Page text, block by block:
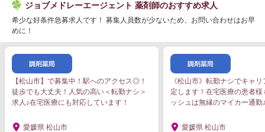
ジョブメドレーエージェント 薬剤師のおすすめ求人
希少な好条件急募求人です！ 募集人員数が少ないため、お問い合わせはお早
めに！
【松山市】で募集中！駅へのアクセス◎！
徒歩でも大丈夫！人気の高い＜転勤ナシ＞
求人♪在宅医療にも対応しています！
愛媛県 松山市
《松山市》転勤ナシでキャ
定します！在宅医療の患者様
ッシュは無縁のマイカー通勤
愛媛県 松山市